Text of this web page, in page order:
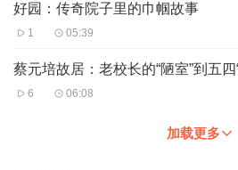
好园：传奇院子里的巾帼故事
1 05:39
蔡元培故居：老校长的“陋室”到五四
6 06:08
加载更多